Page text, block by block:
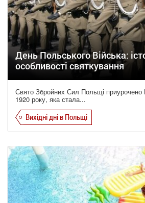
День Польського Війська:
особливості святкування
Свято Збройних Сил Польщі приурочено
1920 року, яка стала...
Вихідні дні в Польщі